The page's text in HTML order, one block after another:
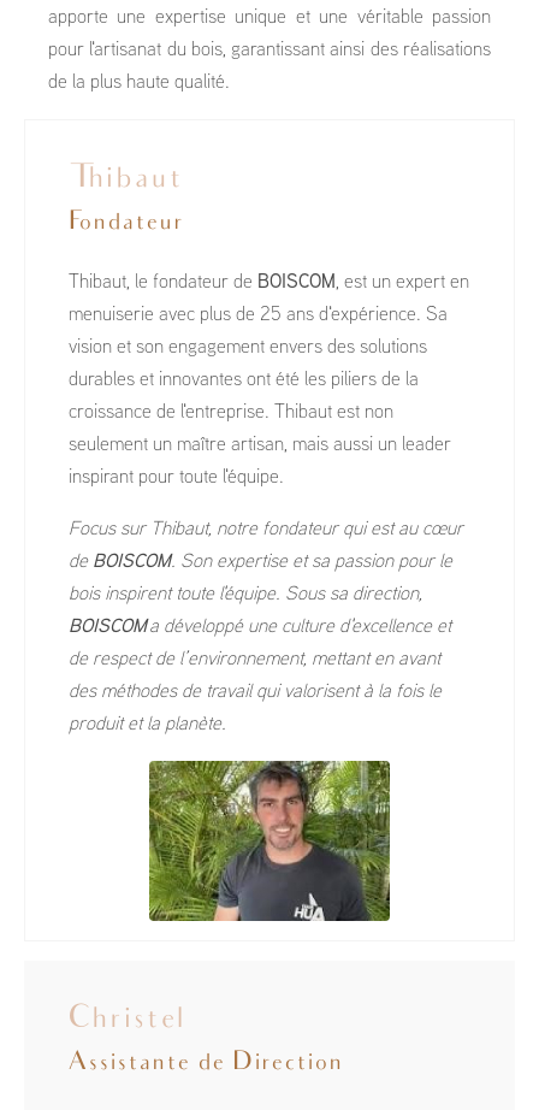
apporte une expertise unique et une véritable passion
pour l'artisanat du bois, garantissant ainsi des réalisations
de la plus haute qualité.
Thibaut
Fondateur
Thibaut, le fondateur de BOISCOM, est un expert en
menuiserie avec plus de 25 ans d'expérience. Sa
vision et son engagement envers des solutions
durables et innovantes ont été les piliers de la
croissance de l'entreprise. Thibaut est non
seulement un maître artisan, mais aussi un leader
inspirant pour toute l'équipe.
Focus sur Thibaut, notre fondateur qui est au cœur
de BOISCOM. Son expertise et sa passion pour le
bois inspirent toute l'équipe. Sous sa direction,
BOISCOMa développé une culture d'excellence et
de respect de l’environnement, mettant en avant
des méthodes de travail qui valorisent à la fois le
produit et la planète.
Christel
Assistante de Direction